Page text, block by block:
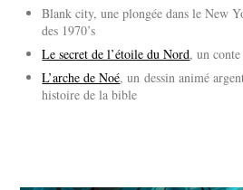
Blank city, une plongée dans le New
des 1970’s
Le secret de l’étoile du Nord, un
L’arche de Noé, un dessin animé
histoire de la bible